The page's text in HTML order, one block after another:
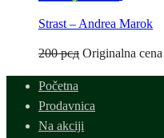
Strast – Andrea Marok
200рсд Originalna
Početna
Prodavnica
Na akciji